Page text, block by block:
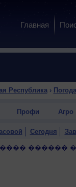
Главная
Республика›
Профи Агро
Сегодня
������